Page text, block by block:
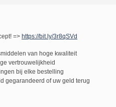
=> https://bit.ly/3r8qSVd
van hoge kwaliteit
vertrouwelijkheid
bij elke bestelling
gegarandeerd of uw geld terug